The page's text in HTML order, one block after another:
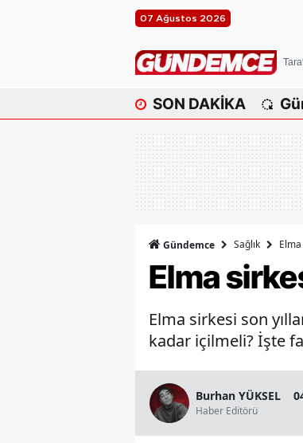
07 Ağustos 2026
SON DAKİKA
Gündemce Sağlık
Elma
Elma sirkesi son
kadar içilmeli? İşte
Burhan YÜKSEL
Haber Editörü